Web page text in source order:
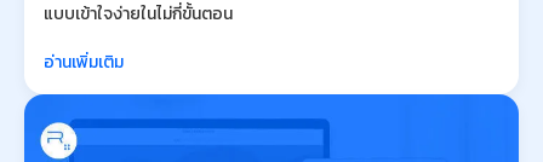
แบบเข้าใจง่ายในไม่กี่ขั้นตอน
อ่านเพิ่มเติม